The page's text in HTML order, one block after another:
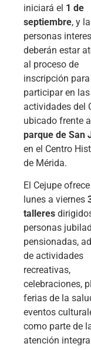
iniciará el 1 de
septiembre, y
personas
deberán estar
al proceso de
inscripción para
participar en las
actividades del
ubicado frente
parque de San
en el Centro
de Mérida.
El Cejupe
lunes a viernes
talleres
personas
pensionadas,
de actividades
recreativas,
celebraciones,
ferias de la
eventos
como parte de
atención